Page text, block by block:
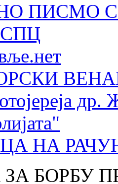
ПИСМО
др.
НА
БОРБУ